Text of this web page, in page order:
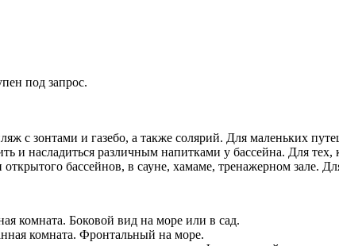
под запрос.
с зонтами и газебо, а также солярий. Для маленьких
и насладиться различным напитками у бассейна. Для
бассейнов, в сауне, хамаме, тренажерном зале.
комната. Боковой вид на море или в сад.
комната. Фронтальный на море.